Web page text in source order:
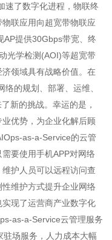
速了数字化进程，物联终
联应用向超宽带物联应
AP提供30Gbps带宽、终
光学检测(AOI)等超宽带
领域具有战略价值。在
的规划、部署、运维、
新的挑战。幸运的是，
优势，为企业化解后顾
as-a-Service的云管
要使用手机APP对网络
护人员可以远程访问查
维护方式提升企业网络
现了运营商产业数字化
as-a-Service云管理服务
场服务，人力成本大幅